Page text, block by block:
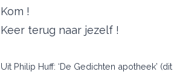
Kom !
Keer terug naar jezelf !
Uit Philip Huff: ‘De Gedichten apotheek’